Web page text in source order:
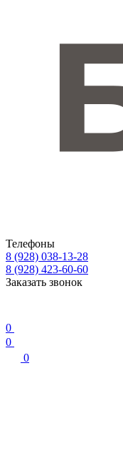
Телефоны
8 (928) 038-13-28
8 (928) 423-60-60
Заказать звонок
0
0
0